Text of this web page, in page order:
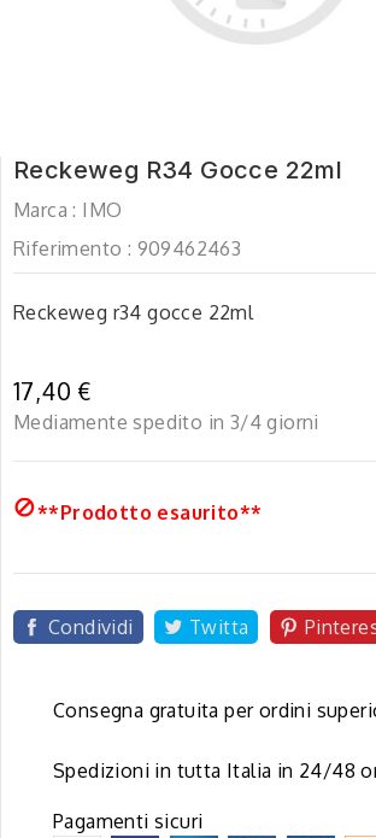
Reckeweg R34 Gocce 22ml
Marca : IMO
Riferimento : 909462463
Reckeweg r34 gocce 22ml
17,40 €
Mediamente spedito in 3/4 giorni
**Prodotto esaurito**
Condividi Twitta
Consegna gratuita per ordini
Spedizioni in tutta Italia in 24/48
Pagamenti sicuri